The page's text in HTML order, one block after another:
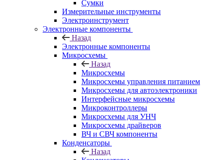
Сумки
Измерительные инструменты
Электроинструмент
Электронные компоненты
Назад
Электронные компоненты
Микросхемы
Назад
Микросхемы
Микросхемы управления питанием
Микросхемы для автоэлектроники
Интерфейсные микросхемы
Микроконтроллеры
Микросхемы для УНЧ
Микросхемы драйверов
ВЧ и СВЧ компоненты
Конденсаторы
Назад